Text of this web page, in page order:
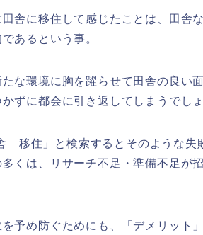
田舎に移住して感じたことは、田舎
あるという事。
な環境に胸を躍らせて田舎の良い
ずに都会に引き返してしまうでしょ
移住」と検索するとそのような失
くは、リサーチ不足・準備不足が
予め防ぐためにも、「デメリット